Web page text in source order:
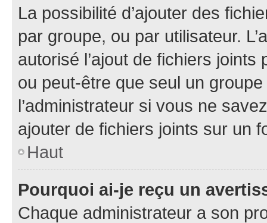
La possibilité d’ajouter des
par groupe, ou par utilisateur.
autorisé l’ajout de fichiers
ou peut-être que seul un
l’administrateur si vous ne
ajouter de fichiers joints sur un
Haut
Pourquoi ai-je reçu un
Chaque administrateur a son